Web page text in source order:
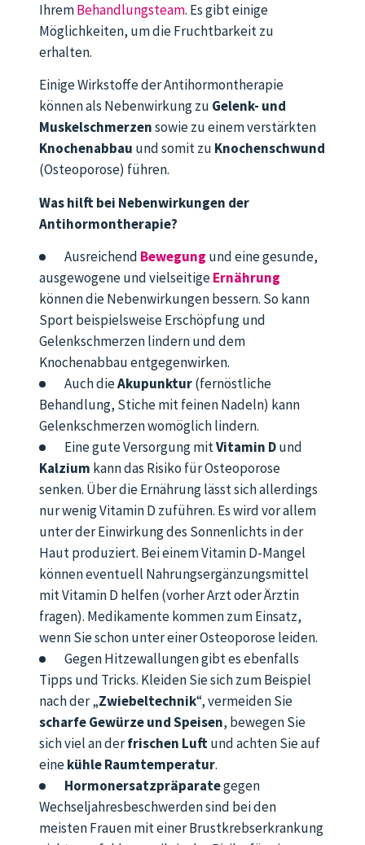
IhremBehandlungsteam. Es gibt einige
Möglichkeiten, um die Fruchtbarkeit zu
erhalten.
Einige Wirkstoffe der Antihormontherapie
können als Nebenwirkung zu Gelenk- und
Muskelschmerzensowie zu einem verstärkten
Knochenabbau und somit zu Knochenschwund
(Osteoporose) führen.
Was hilft bei Nebenwirkungen der
Antihormontherapie?
Ausreichend Bewegung und eine gesunde,
ausgewogene und vielseitigeErnährung
können die Nebenwirkungen bessern. So kann
Sport beispielsweise Erschöpfung und
Gelenkschmerzen lindern und dem
Knochenabbau entgegenwirken.
Auch dieAkupunktur(fernöstliche
Behandlung, Stiche mit feinen Nadeln) kann
Gelenkschmerzen womöglich lindern.
Eine gute Versorgung mitVitamin Dund
Kalzium kann das Risiko für Osteoporose
senken. Über die Ernährung lässt sich allerdings
nur wenig Vitamin D zuführen. Es wird vor allem
unter der Einwirkung des Sonnenlichts in der
Haut produziert. Bei einem Vitamin D-Mangel
können eventuell Nahrungsergänzungsmittel
mit Vitamin D helfen (vorher Arzt oder Ärztin
fragen). Medikamente kommen zum Einsatz,
wenn Sie schon unter einer Osteoporose leiden.
Gegen Hitzewallungen gibt es ebenfalls
Tipps und Tricks. Kleiden Sie sich zum Beispiel
nach der „Zwiebeltechnik“, vermeiden Sie
scharfe Gewürze und Speisen, bewegen Sie
sich viel an derfrischen Luftund achten Sie auf
einekühle Raumtemperatur.
Hormonersatzpräparategegen
Wechseljahresbeschwerden sind bei den
meisten Frauen mit einer Brustkrebserkrankung